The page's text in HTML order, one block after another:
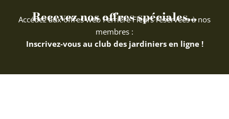
Recevez nos offres spéciales...
Accédez aux offres web Ferriere Fleurs réservées à nos
membres :
Inscrivez-vous au club des jardiniers en ligne !